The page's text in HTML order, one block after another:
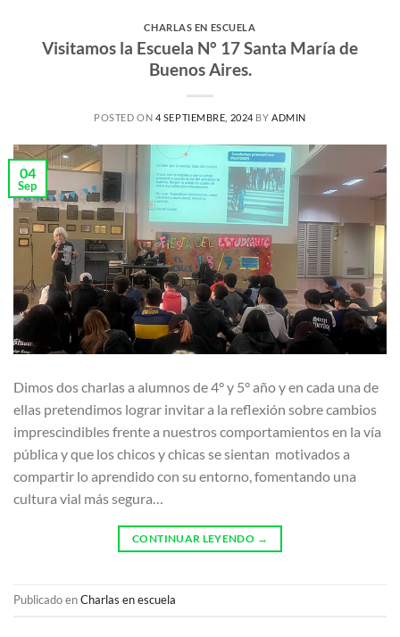
CHARLAS EN ESCUELA
Visitamos la Escuela N° 17 Santa María de
Buenos Aires.
POSTED ON 4 SEPTIEMBRE, 2024 BY ADMIN
04
Sep
Dimos dos charlas a alumnos de 4° y 5° año y en cada una de
ellas pretendimos lograr invitar a la reflexión sobre cambios
imprescindibles frente a nuestros comportamientos en la vía
pública y que los chicos y chicas se sientan motivados a
compartir lo aprendido con su entorno, fomentando una
cultura vial más segura…
CONTINUAR LEYENDO →
Publicado enCharlas en escuela